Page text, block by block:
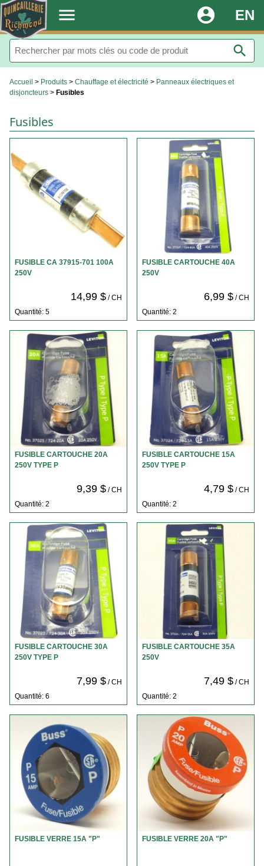
. menu EN
account_circle
search
Accueil > Produits > Chauffage et électricité > Panneaux électriques et
disjoncteurs > Fusibles
Fusibles
FUSIBLE CA 37915-701 100A
250V
14,99 $/ CH
Quantité: 5
FUSIBLE CARTOUCHE 40A
250V
6,99 $/ CH
Quantité: 2
FUSIBLE CARTOUCHE 20A
250V TYPE P
9,39 $/ CH
Quantité: 2
FUSIBLE CARTOUCHE 15A
250V TYPE P
4,79 $/ CH
Quantité: 2
FUSIBLE CARTOUCHE 30A
250V TYPE P
7,99 $/ CH
Quantité: 6
FUSIBLE CARTOUCHE 35A
250V
7,49 $/ CH
Quantité: 2
FUSIBLE VERRE 15A "P" FUSIBLE VERRE 20A "P"